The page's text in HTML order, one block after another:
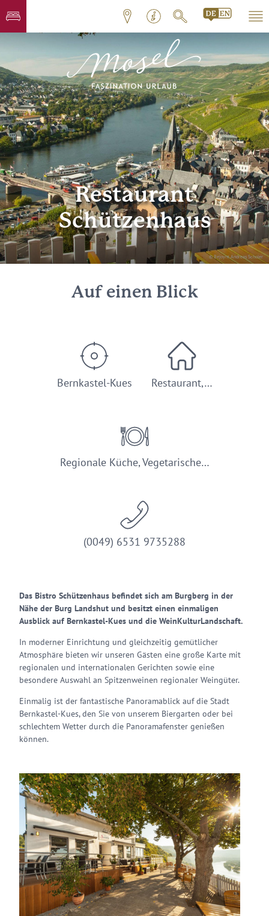
© Bejoynt Andreas Scholer
Restaurant
Schützenhaus
Auf einen Blick
Bernkastel-Kues Restaurant,…
Regionale Küche, Vegetarische…
(0049) 6531 9735288
Das Bistro Schützenhaus befindet sich am Burgberg in der
Nähe der Burg Landshut und besitzt einen einmaligen
Ausblick auf Bernkastel-Kues und die WeinKulturLandschaft.
In moderner Einrichtung und gleichzeitig gemütlicher
Atmosphäre bieten wir unseren Gästen eine große Karte mit
regionalen und internationalen Gerichten sowie eine
besondere Auswahl an Spitzenweinen regionaler Weingüter.
Einmalig ist der fantastische Panoramablick auf die Stadt
Bernkastel-Kues, den Sie von unserem Biergarten oder bei
schlechtem Wetter durch die Panoramafenster genießen
können.